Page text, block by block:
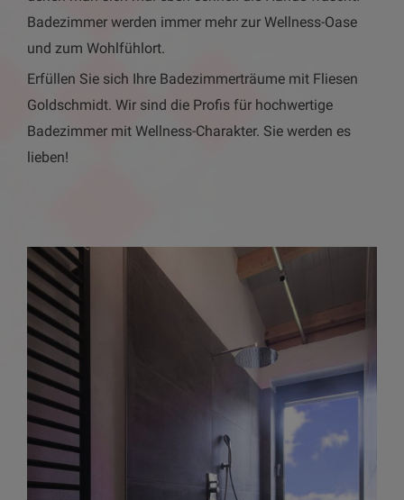
Badezimmer werden immer mehr zur Wellness-Oase
und zum Wohlfühlort.
Erfüllen Sie sich Ihre Badezimmerträume mit Fliesen
Goldschmidt. Wir sind die Profis für hochwertige
Badezimmer mit Wellness-Charakter. Sie werden es
lieben!